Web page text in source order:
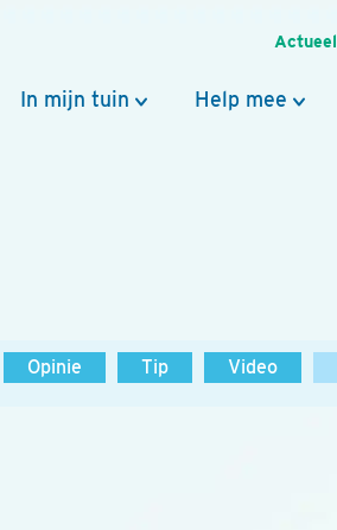
Actueel
In mijn tuin Help mee
Opinie Tip Video